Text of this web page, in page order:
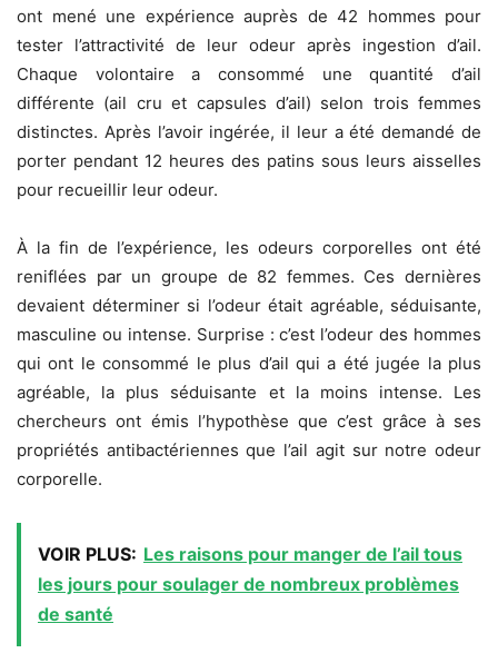
ont mené une expérience auprès de 42 hommes pour
tester l’attractivité de leur odeur après ingestion d’ail.
Chaque volontaire a consommé une quantité d’ail
différente (ail cru et capsules d’ail) selon trois femmes
distinctes. Après l’avoir ingérée, il leur a été demandé de
porter pendant 12 heures des patins sous leurs aisselles
pour recueillir leur odeur.
À la fin de l’expérience, les odeurs corporelles ont été
reniflées par un groupe de 82 femmes. Ces dernières
devaient déterminer si l’odeur était agréable, séduisante,
masculine ou intense. Surprise : c’est l’odeur des hommes
qui ont le consommé le plus d’ail qui a été jugée la plus
agréable, la plus séduisante et la moins intense. Les
chercheurs ont émis l’hypothèse que c’est grâce à ses
propriétés antibactériennes que l’ail agit sur notre odeur
corporelle.
VOIR PLUS: Les raisons pour manger de l’ail tous
les jours pour soulager de nombreux problèmes
de santé